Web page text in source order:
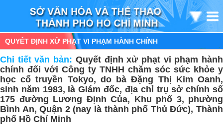
QUYẾT ĐỊNH XỬ PHẠT VI PHẠM HÀNH CHÍNH
Chi tiết văn bản: Quyết định xử phạt vi phạm hành
chính đối với Công ty TNHH chăm sóc sức khỏe y
học cổ truyền Tokyo, do bà Đặng Thị Kim Oanh,
sinh năm 1983, là Giám đốc, địa chỉ trụ sở chính số
175 đường Lương Định Của, Khu phố 3, phường
Bình An, Quận 2 (nay là thành phố Thủ Đức), Thành
phố Hồ Chí Minh